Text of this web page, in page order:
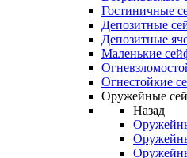
Гостиничные
Депозитные
Депозитные
Маленькие
Огнестойкие
Оружейные
Назад